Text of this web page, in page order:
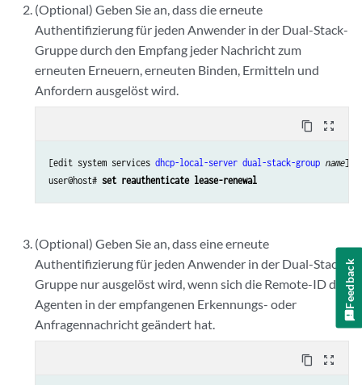
(Optional) Geben Sie an, dass die erneute
Authentifizierung für jeden Anwender in der Dual-Stack-
Gruppe durch den Empfang jeder Nachricht zum
erneuten Erneuern, erneuten Binden, Ermitteln und
Anfordern ausgelöst wird.
content_copy zoom_out_map
[edit system services dhcp-local-server dual-stack-group name]
user@host# set reauthenticate lease-renewal
(Optional) Geben Sie an, dass eine erneute
Authentifizierung für jeden Anwender in der Dual-Stack-
Gruppe nur ausgelöst wird, wenn sich die Remote-ID des
Agenten in der empfangenen Erkennungs- oder
Anfragennachricht geändert hat.
content_copy zoom_out_map
Feedback